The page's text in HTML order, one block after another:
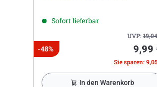
Sofort lieferbar
UVP:
-48% 9,99
Sie sparen:
In den Warenkorb